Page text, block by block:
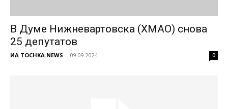
В Думе Нижневартовска (ХМАО) снова
25 депутатов
ИА TOCHKA.NEWS - 09.09.2024 0